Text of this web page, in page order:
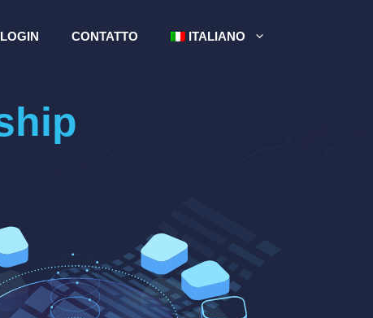
LOGIN CONTATTO ITALIANO